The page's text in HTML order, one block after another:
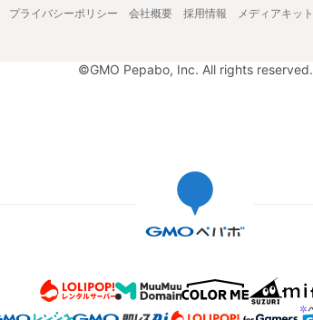
プライバシーポリシー 会社概要 採用情報 メディアキット
©GMO Pepabo, Inc. All rights reserved.